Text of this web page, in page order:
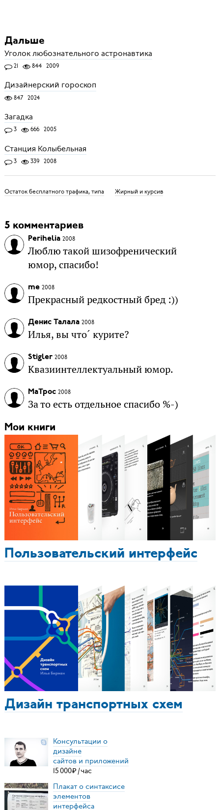
Дальше
Уголок любознательного астронавтика
21 844 2009
Дизайнерский гороскоп
847 2024
Загадка
3 666 2005
Станция Колыбельная
3 339 2008
Остаток бесплатного трафика, типа Жирный и курсив
5 комментариев
Perihelia 2008
Люблю такой шизофренический
юмор, спасибо!
me 2008
Прекрасный редкостный бред :))
Денис Талала 2008
Илья, вы что´ курите?
Stigler 2008
Квазиинтеллектуальный юмор.
MaTpoc 2008
За то есть отдельное спасибо %-)
Мои книги
Пользовательский интерфейс
Дизайн транспортных схем
Консультации о
дизайне
сайтов и приложений
15000₽ /час
Плакат о синтаксисе
элементов
интерфейса